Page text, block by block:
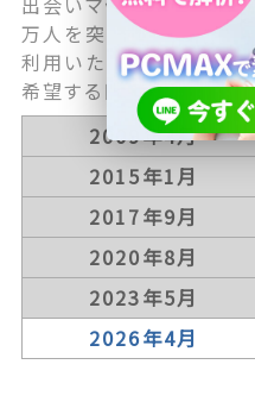
万人を突破！ 現在では
利用いただいております
希望する目的とピッタリ
2009年4月
2015年1月
2017年9月
2020年8月
2023年5月
2026年4月